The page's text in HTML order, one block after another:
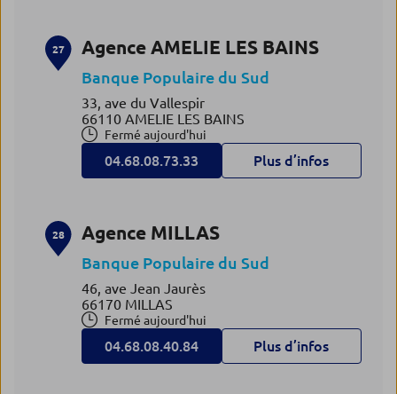
27 Agence AMELIE LES BAINS
Banque Populaire du Sud
33, ave du Vallespir
66110 AMELIE LES BAINS
Fermé aujourd'hui
04.68.08.73.33 Plus d’infos
28 Agence MILLAS
Banque Populaire du Sud
46, ave Jean Jaurès
66170 MILLAS
Fermé aujourd'hui
04.68.08.40.84 Plus d’infos